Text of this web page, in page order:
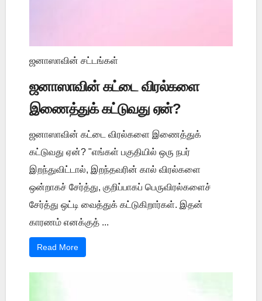
ஜனாஸாவின் சட்டங்கள்
ஜனாஸாவின் கட்டை விரல்களை
இணைத்துக் கட்டுவது ஏன்?
ஜனாஸாவின் கட்டை விரல்களை இணைத்துக்
கட்டுவது ஏன்? "எங்கள் பகுதியில் ஒரு நபர்
இறந்துவிட்டால், இறந்தவரின் கால் விரல்களை
ஒன்றாகச் சேர்த்து, குறிப்பாகப் பெருவிரல்களைச்
சேர்த்து ஒட்டி வைத்துக் கட்டுகிறார்கள். இதன்
காரணம் எனக்குத் ...
Read More